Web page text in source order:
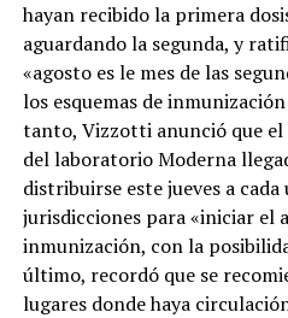
hayan recibido la primera
aguardando la segunda, y
«agosto es le mes de las
los esquemas de
tanto, Vizzotti anunció que el
del laboratorio Moderna
distribuirse este jueves a cada
jurisdicciones para «iniciar el
inmunización, con la
último, recordó que se
lugares donde haya